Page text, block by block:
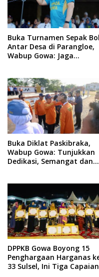
Buka Turnamen Sepak
Antar Desa di Parangloe,
Wabup Gowa: Jaga
Buka Diklat Paskibraka,
Wabup Gowa: Tunjukkan
Dedikasi, Semangat dan
DPPKB Gowa Boyong 15
Penghargaan Harganas
33 Sulsel, Ini Tiga Capaian